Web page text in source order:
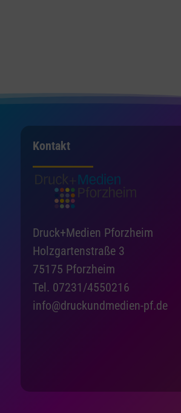
Kontakt
Druck+Medien Pforzheim
Holzgartenstraße 3
75175 Pforzheim
Tel. 07231/4550216
info@druckundmedien-pf.de